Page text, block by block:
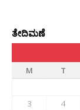
ತೇದಿಮಣೆ
M
T
3
4